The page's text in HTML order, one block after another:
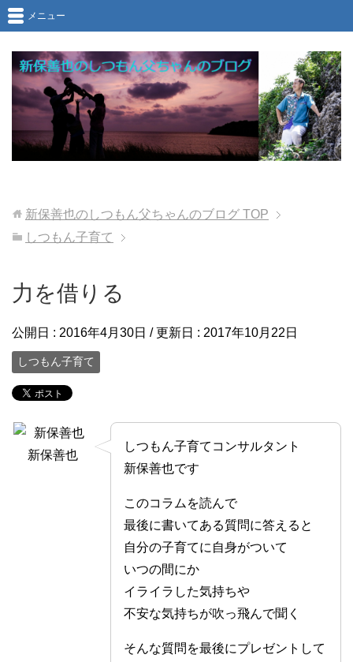
メニュー
新保善也のしつもん父ちゃんのブログ TOP
しつもん子育て
力を借りる
公開日 : 2016年4月30日 / 更新日 : 2017年10月22日
しつもん子育て
新保善也
しつもん子育てコンサルタント
新保善也です
このコラムを読んで
最後に書いてある質問に答えると
自分の子育てに自身がついて
いつの間にか
イライラした気持ちや
不安な気持ちが吹っ飛んで聞く
そんな質問を最後にプレゼントして